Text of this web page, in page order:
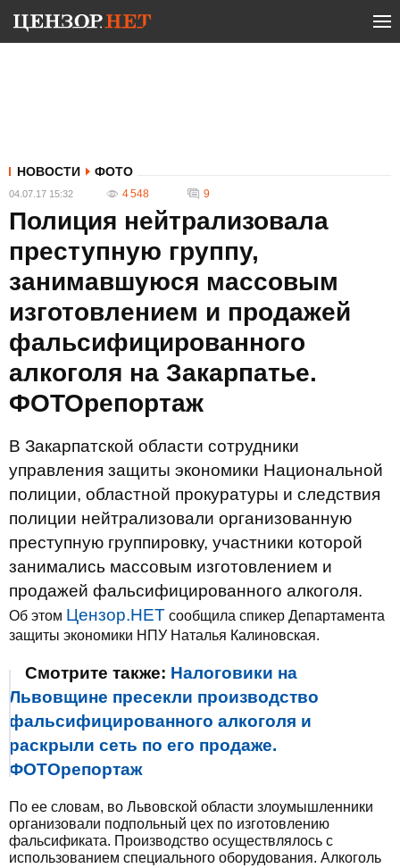
НОВОСТИ ФОТО
04.07.17 15:32 4 548 9
Полиция нейтрализовала
преступную группу,
занимавшуюся массовым
изготовлением и продажей
фальсифицированного
алкоголя на Закарпатье.
ФОТОрепортаж
В Закарпатской области сотрудники
управления защиты экономики Национальной
полиции, областной прокуратуры и следствия
полиции нейтрализовали организованную
преступную группировку, участники которой
занимались массовым изготовлением и
продажей фальсифицированного алкоголя.
Об этом Цензор.НЕТ сообщила спикер Департамента
защиты экономики НПУ Наталья Калиновская.
Смотрите также: Налоговики на
Львовщине пресекли производство
фальсифицированного алкоголя и
раскрыли сеть по его продаже.
ФОТОрепортаж
По ее словам, во Львовской области злоумышленники
организовали подпольный цех по изготовлению
фальсификата. Производство осуществлялось с
использованием специального оборудования. Алкоголь